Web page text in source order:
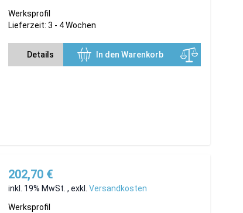
Werksprofil
Lieferzeit: 3 - 4 Wochen
Details In den Warenkorb
202,70 €
inkl. 19% MwSt. , exkl. Versandkosten
Werksprofil